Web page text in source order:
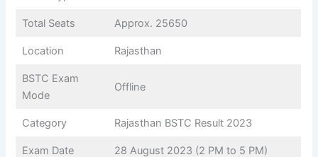
Total Seats Approx. 25650
Location Rajasthan
BSTC Exam
Mode
Offline
Category Rajasthan BSTC Result 2023
Exam Date 28 August 2023 (2 PM to 5 PM)